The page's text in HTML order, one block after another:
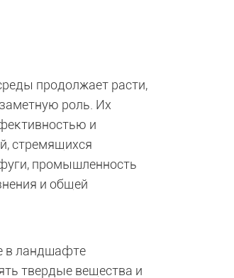
продолжает расти,
роль. Их
и
стремящихся
промышленность
и общей
в ландшафте
твердые вещества и